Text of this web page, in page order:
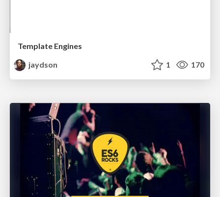
Template Engines
jaydson
1 170